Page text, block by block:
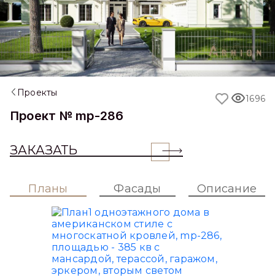
Проекты
Проект № mp-286
ЗАКАЗАТЬ
1696
Планы Фасады Описание